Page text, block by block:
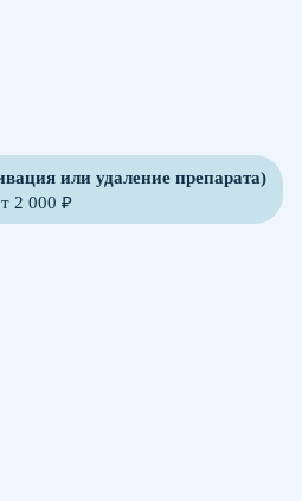
или удаление препарата)
2 000 ₽